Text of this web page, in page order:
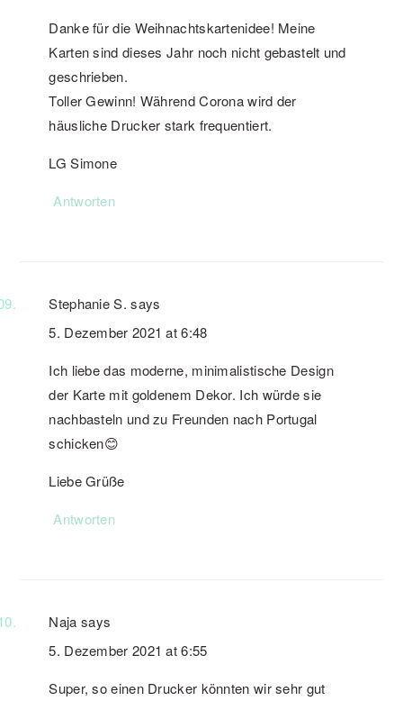
Danke für die Weihnachtskartenidee! Meine
Karten sind dieses Jahr noch nicht gebastelt und
geschrieben.
Toller Gewinn! Während Corona wird der
häusliche Drucker stark frequentiert.
LG Simone
Antworten
Stephanie S. says
5. Dezember 2021 at 6:48
Ich liebe das moderne, minimalistische Design
der Karte mit goldenem Dekor. Ich würde sie
nachbasteln und zu Freunden nach Portugal
schicken😊
Liebe Grüße
Antworten
Naja says
5. Dezember 2021 at 6:55
Super, so einen Drucker könnten wir sehr gut